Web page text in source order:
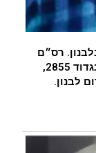
רס״ם
(מיל׳) תמיר וקנין, בן 33, מאילת, לוחם בגדוד 2855,